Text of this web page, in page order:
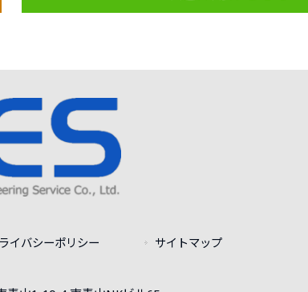
イバシーポリシー サイトマップ